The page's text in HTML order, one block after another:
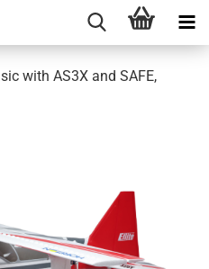
with AS3X and SAFE,